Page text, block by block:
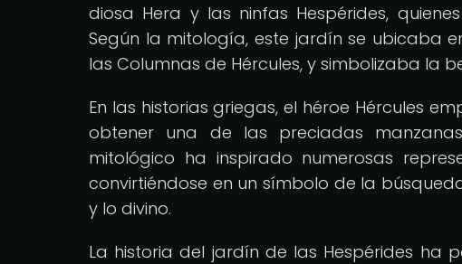
diosa Hera y las ninfas Hespérides,
Según la mitología, este jardín se ubicaba
las Columnas de Hércules, y simbolizaba la
En las historias griegas, el héroe Hércules
obtener una de las preciadas
mitológico ha inspirado numerosas
convirtiéndose en un símbolo de la
y lo divino.
La historia del jardín de las Hespérides ha